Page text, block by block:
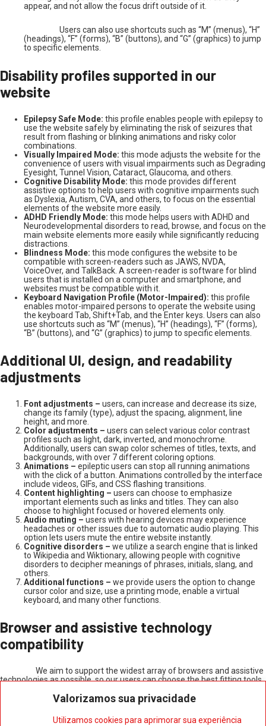
Valorizamos sua privacidade
Utilizamos cookies para aprimorar sua experiência
appear, and not allow the focus drift outside of it.
Users can also use shortcuts such as “M” (menus), “H”
(headings), “F” (forms), “B” (buttons), and “G” (graphics) to jump
to specific elements.
Disability profiles supported in our
website
Epilepsy Safe Mode: this profile enables people with epilepsy to
use the website safely by eliminating the risk of seizures that
result from flashing or blinking animations and risky color
combinations.
Visually Impaired Mode: this mode adjusts the website for the
convenience of users with visual impairments such as Degrading
Eyesight, Tunnel Vision, Cataract, Glaucoma, and others.
Cognitive Disability Mode: this mode provides different
assistive options to help users with cognitive impairments such
as Dyslexia, Autism, CVA, and others, to focus on the essential
elements of the website more easily.
ADHD Friendly Mode: this mode helps users with ADHD and
Neurodevelopmental disorders to read, browse, and focus on the
main website elements more easily while significantly reducing
distractions.
Blindness Mode: this mode configures the website to be
compatible with screen-readers such as JAWS, NVDA,
VoiceOver, and TalkBack. A screen-reader is software for blind
users that is installed on a computer and smartphone, and
websites must be compatible with it.
Keyboard Navigation Profile (Motor-Impaired): this profile
enables motor-impaired persons to operate the website using
the keyboard Tab, Shift+Tab, and the Enter keys. Users can also
use shortcuts such as “M” (menus), “H” (headings), “F” (forms),
“B” (buttons), and “G” (graphics) to jump to specific elements.
Additional UI, design, and readability
adjustments
Font adjustments – users, can increase and decrease its size,
change its family (type), adjust the spacing, alignment, line
height, and more.
Color adjustments – users can select various color contrast
profiles such as light, dark, inverted, and monochrome.
Additionally, users can swap color schemes of titles, texts, and
backgrounds, with over 7 different coloring options.
Animations – epileptic users can stop all running animations
with the click of a button. Animations controlled by the interface
include videos, GIFs, and CSS flashing transitions.
Content highlighting – users can choose to emphasize
important elements such as links and titles. They can also
choose to highlight focused or hovered elements only.
Audio muting – users with hearing devices may experience
headaches or other issues due to automatic audio playing. This
option lets users mute the entire website instantly.
Cognitive disorders – we utilize a search engine that is linked
to Wikipedia and Wiktionary, allowing people with cognitive
disorders to decipher meanings of phrases, initials, slang, and
others.
Additional functions – we provide users the option to change
cursor color and size, use a printing mode, enable a virtual
keyboard, and many other functions.
Browser and assistive technology
compatibility
We aim to support the widest array of browsers and assistive
technologies as possible, so our users can choose the best fitting tools
worked very hard to be able to support all major systems that comprise
over 95% of the user market share including Google Chrome, Mozilla
Firefox, Apple Safari, Opera and Microsoft Edge, JAWS and NVDA
(screen readers), both for Windows and for MAC users.